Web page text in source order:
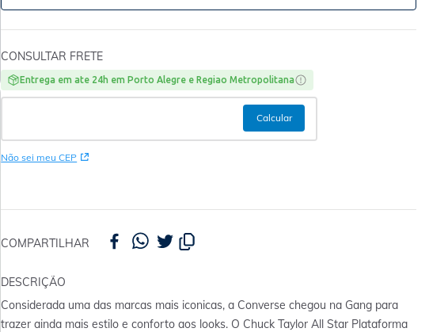
CONSULTAR FRETE
Entrega em ate 24h em Porto Alegre e Regiao Metropolitana
Não sei meu CEP
COMPARTILHAR
DESCRIÇÃO
Considerada uma das marcas mais iconicas, a Converse chegou na Gang para
trazer ainda mais estilo e conforto aos looks. O Chuck Taylor All Star Plataforma